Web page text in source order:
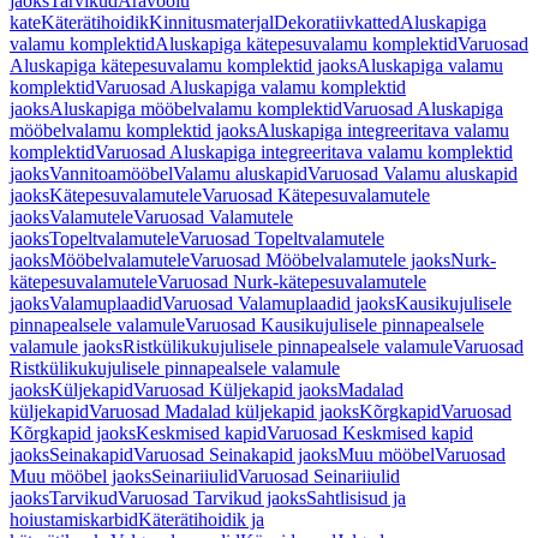
kateKäterätihoidikKinnitusmaterjalDekoratiivkattedAluskapiga
valamu komplektidAluskapiga kätepesuvalamu komplektidVaruosad
Aluskapiga kätepesuvalamu komplektid jaoksAluskapiga valamu
komplektidVaruosad Aluskapiga valamu komplektid
jaoksAluskapiga mööbelvalamu komplektidVaruosad Aluskapiga
mööbelvalamu komplektid jaoksAluskapiga integreeritava valamu
komplektidVaruosad Aluskapiga integreeritava valamu komplektid
jaoksVannitoamööbelValamu aluskapidVaruosad Valamu aluskapid
jaoksKätepesuvalamuteleVaruosad Kätepesuvalamutele
jaoksValamuteleVaruosad Valamutele
jaoksTopeltvalamuteleVaruosad Topeltvalamutele
jaoksMööbelvalamuteleVaruosad Mööbelvalamutele jaoksNurk-
kätepesuvalamuteleVaruosad Nurk-kätepesuvalamutele
jaoksValamuplaadidVaruosad Valamuplaadid jaoksKausikujulisele
pinnapealsele valamuleVaruosad Kausikujulisele pinnapealsele
valamule jaoksRistkülikukujulisele pinnapealsele valamuleVaruosad
Ristkülikukujulisele pinnapealsele valamule
jaoksKüljekapidVaruosad Küljekapid jaoksMadalad
küljekapidVaruosad Madalad küljekapid jaoksKõrgkapidVaruosad
Kõrgkapid jaoksKeskmised kapidVaruosad Keskmised kapid
jaoksSeinakapidVaruosad Seinakapid jaoksMuu mööbelVaruosad
Muu mööbel jaoksSeinariiulidVaruosad Seinariiulid
jaoksTarvikudVaruosad Tarvikud jaoksSahtlisisud ja
hoiustamiskarbidKäterätihoidik ja